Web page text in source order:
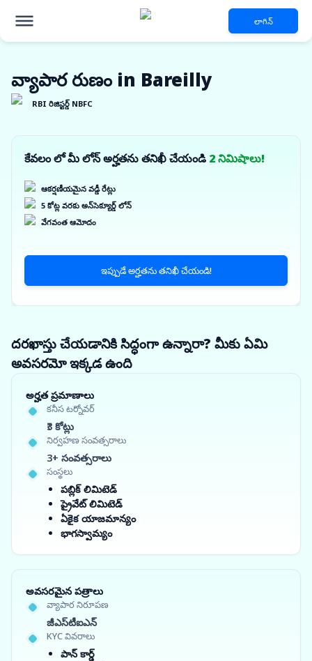
లాగిన్
వ్యాపార రుణం in Bareilly
RBI రిజిస్టర్డ్ NBFC
కేవలం లో మీ లోన్ అర్హతను తనిఖీ చేయండి 2 నిమిషాలు!
ఆకర్షణీయమైన వడ్డీ రేట్లు
5 కోట్ల వరకు అన్‌సెక్యూర్డ్ లోన్
వేగవంత ఆమోదం
ఇప్పుడే అర్హతను తనిఖీ చేయండి!
దరఖాస్తు చేయడానికి సిద్ధంగా ఉన్నారా? మీకు ఏమి
అవసరమో ఇక్కడ ఉంది
అర్హత ప్రమాణాలు
కనీస టర్నోవర్
₹3 కోట్లు
నిర్వహణ సంవత్సరాలు
3+ సంవత్సరాలు
సంస్థలు
పబ్లిక్ లిమిటెడ్
ప్రైవేట్ లిమిటెడ్
ఏకైక యాజమాన్యం
భాగస్వామ్యం
అవసరమైన పత్రాలు
వ్యాపార నిరూపణ
జీఎస్‌టీఐఎన్
KYC వివరాలు
పాన్ కార్డ్